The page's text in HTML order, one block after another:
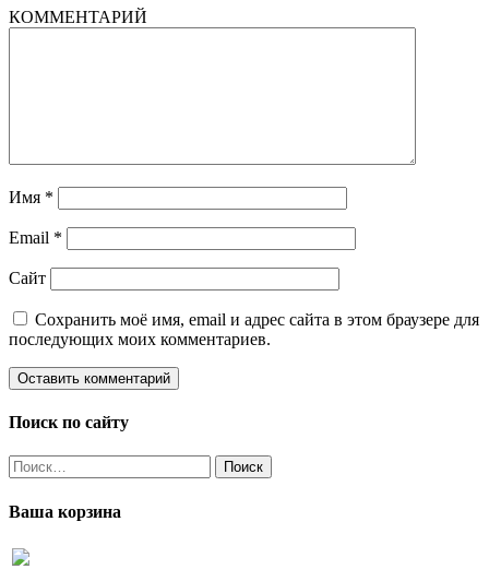
КОММЕНТАРИЙ
Имя *
Email *
Сайт
Сохранить моё имя, email и адрес сайта в этом браузере для
последующих моих комментариев.
Поиск по сайту
Найти:
Ваша корзина